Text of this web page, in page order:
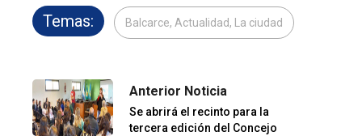
Temas: Balcarce, Actualidad, La ciudad
Anterior Noticia
Se abrirá el recinto para la
tercera edición del Concejo